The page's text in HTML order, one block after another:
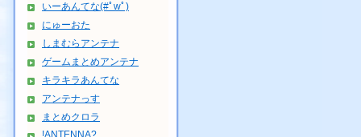
いーあんてな(#ﾟwﾟ)
にゅーおた
しまむらアンテナ
ゲームまとめアンテナ
キラキラあんてな
アンテナっす
まとめクロラ
!ANTENNA?